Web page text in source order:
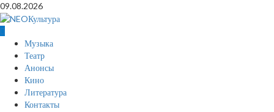
Перейти
к
содержимому
09.08.2026
Основное
меню
Музыка
Театр
Анонсы
Кино
Литература
Контакты